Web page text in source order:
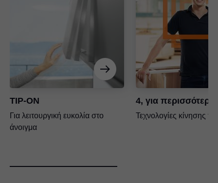
TIP-ON
Για λειτουργική ευκολία στο
άνοιγμα
4, για περισσότερη
Τεχνολογίες κίνησης